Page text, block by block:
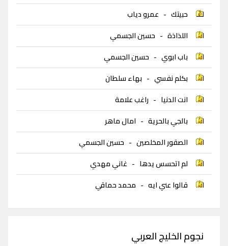
حبيتك - عمرو دياب
اللذاذة - حسين الجسمي
باب ابوي - حسين الجسمي
بكلم نفسي - بهاء سلطان
انت الدنيا - راغب علامة
بالجي بالحرية - امال ماهر
الصقور المخلصين - حسين الجسمي
لم اتحسس يدها - غاني مهدي
قالوا عني ايه - محمد حماقي
نجوم الخليج العربي